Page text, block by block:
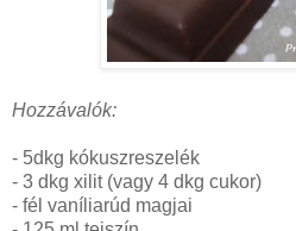
Hozzávalók:
- 5dkg kókuszreszelék
- 3 dkg xilit (vagy 4 dkg cukor)
- fél vaníliarúd magjai